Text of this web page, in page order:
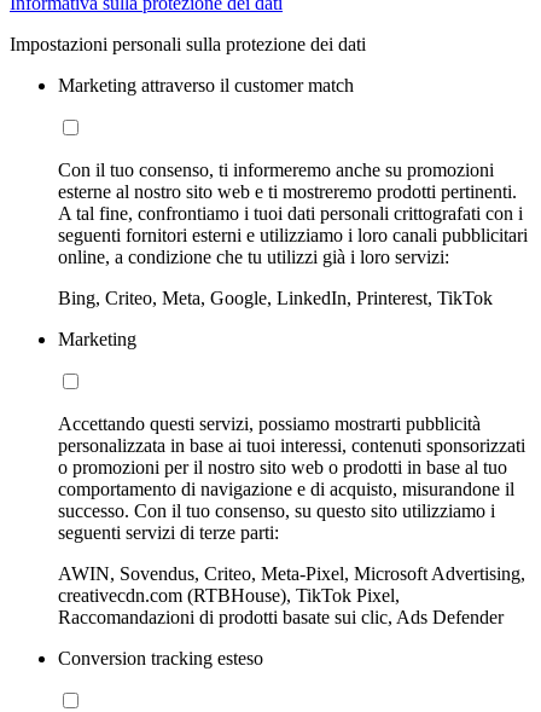
Impostazioni personali sulla protezione dei dati
Marketing attraverso il customer match
Con il tuo consenso, ti informeremo anche su promozioni
esterne al nostro sito web e ti mostreremo prodotti pertinenti.
A tal fine, confrontiamo i tuoi dati personali crittografati con i
seguenti fornitori esterni e utilizziamo i loro canali pubblicitari
online, a condizione che tu utilizzi già i loro servizi:
Bing, Criteo, Meta, Google, LinkedIn, Printerest, TikTok
Marketing
Accettando questi servizi, possiamo mostrarti pubblicità
personalizzata in base ai tuoi interessi, contenuti sponsorizzati
o promozioni per il nostro sito web o prodotti in base al tuo
comportamento di navigazione e di acquisto, misurandone il
successo. Con il tuo consenso, su questo sito utilizziamo i
seguenti servizi di terze parti:
AWIN, Sovendus, Criteo, Meta-Pixel, Microsoft Advertising,
creativecdn.com (RTBHouse), TikTok Pixel,
Raccomandazioni di prodotti basate sui clic, Ads Defender
Conversion tracking esteso